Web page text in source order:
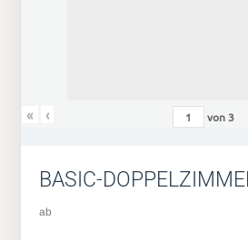
« ‹ von3
BASIC-
ab